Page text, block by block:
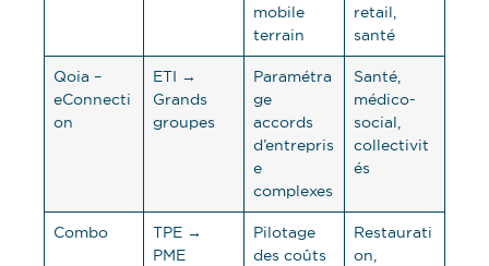
mobile
terrain
retail,
santé
Qoia –
eConnecti
on
ETI →
Grands
groupes
Paramétra
ge
accords
d’entrepris
e
complexes
Santé,
médico-
social,
collectivit
és
Combo
TPE →
PME
Pilotage
des coûts
Restaurati
on,